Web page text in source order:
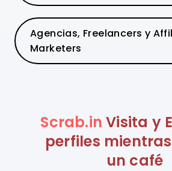
Agencias, Freelancers y
Marketers
Scrab.in Visita y
perfiles
un café